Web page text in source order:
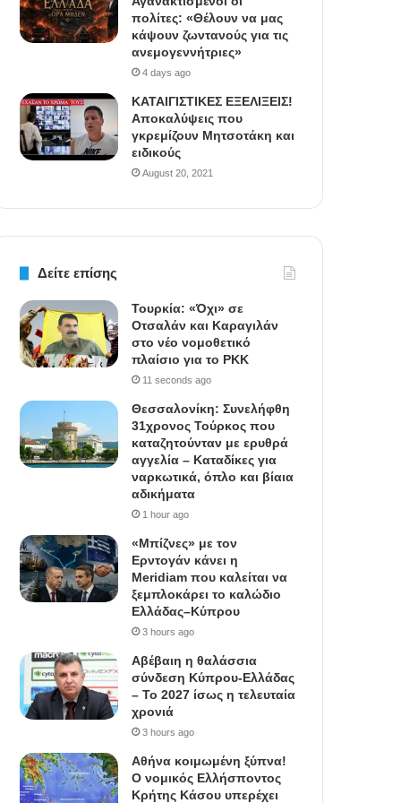
πολίτες: «Θέλουν να μας
κάψουν ζωντανούς για τις
ανεμογεννήτριες»
4 days ago
ΚΑΤΑΙΓΙΣΤΙΚΕΣ ΕΞΕΛΙΞΕΙΣ!
Αποκαλύψεις που
γκρεμίζουν Μητσοτάκη και
ειδικούς
August 20, 2021
Δείτε επίσης
Τουρκία: «Όχι» σε
Οτσαλάν και Καραγιλάν
στο νέο νομοθετικό
πλαίσιο για το PKK
11 seconds ago
Θεσσαλονίκη: Συνελήφθη
31χρονος Τούρκος που
καταζητούνταν με ερυθρά
αγγελία – Καταδίκες για
ναρκωτικά, όπλο και βίαια
αδικήματα
1 hour ago
«Μπίζνες» με τον
Ερντογάν κάνει η
Meridiam που καλείται να
ξεμπλοκάρει το καλώδιο
Ελλάδας–Κύπρου
3 hours ago
Αβέβαιη η θαλάσσια
σύνδεση Κύπρου-Ελλάδας
– Το 2027 ίσως η τελευταία
χρονιά
3 hours ago
Αθήνα κοιμωμένη ξύπνα!
Ο νομικός Ελλήσποντος
Κρήτης Κάσου υπερέχει